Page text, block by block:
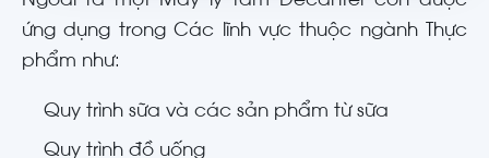
ứng dụng trong Các lĩnh vực thuộc ngành Thực
phẩm như:
Quy trình sữa và các sản phẩm từ sữa
Quy trình đồ uống